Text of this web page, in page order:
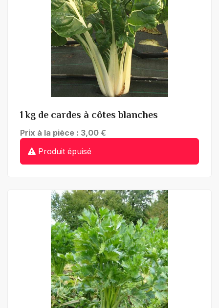
1 kg de cardes à côtes blanches
Prix à la pièce : 3,00 €
Produit épuisé